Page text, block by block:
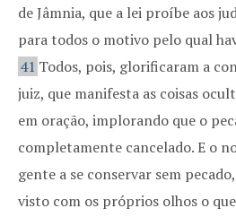
de Jâmnia, que a lei proíbe aos
para todos o motivo pelo qual
41 Todos, pois, glorificaram a
juiz, que manifesta as coisas
em oração, implorando que o
completamente cancelado. E o
gente a se conservar sem
visto com os próprios olhos o